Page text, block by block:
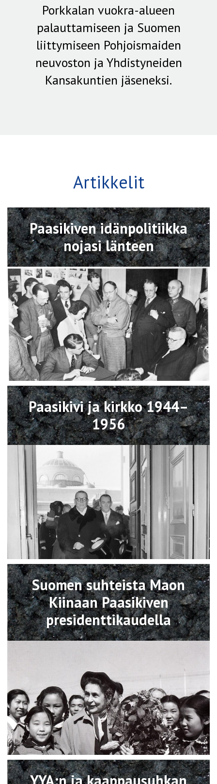
Porkkalan vuokra-alueen
palauttamiseen ja Suomen
liittymiseen Pohjoismaiden
neuvoston ja Yhdistyneiden
Kansakuntien jäseneksi.
Artikkelit
Paasikiven idänpolitiikka
nojasi länteen
Avaa
Paasikivi ja kirkko 1944–
1956
Avaa
Suomen suhteista Maon
Kiinaan Paasikiven
presidenttikaudella
Avaa
Avaa